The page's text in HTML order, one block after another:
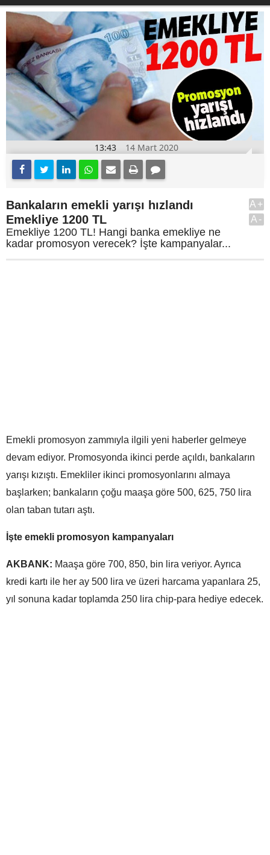
13:43 14 Mart 2020
Bankaların emekli yarışı hızlandı
Emekliye 1200 TL
Emekliye 1200 TL! Hangi banka emekliye ne
kadar promosyon verecek? İşte kampanyalar...
A+
A-
Emekli promosyon zammıyla ilgili yeni haberler gelmeye
devam ediyor. Promosyonda ikinci perde açıldı, bankaların
yarışı kızıştı. Emekliler ikinci promosyonlarını almaya
başlarken; bankaların çoğu maaşa göre 500, 625, 750 lira
olan taban tutarı aştı.
İşte emekli promosyon kampanyaları
AKBANK: Maaşa göre 700, 850, bin lira veriyor. Ayrıca
kredi kartı ile her ay 500 lira ve üzeri harcama yapanlara 25,
yıl sonuna kadar toplamda 250 lira chip-para hediye edecek.